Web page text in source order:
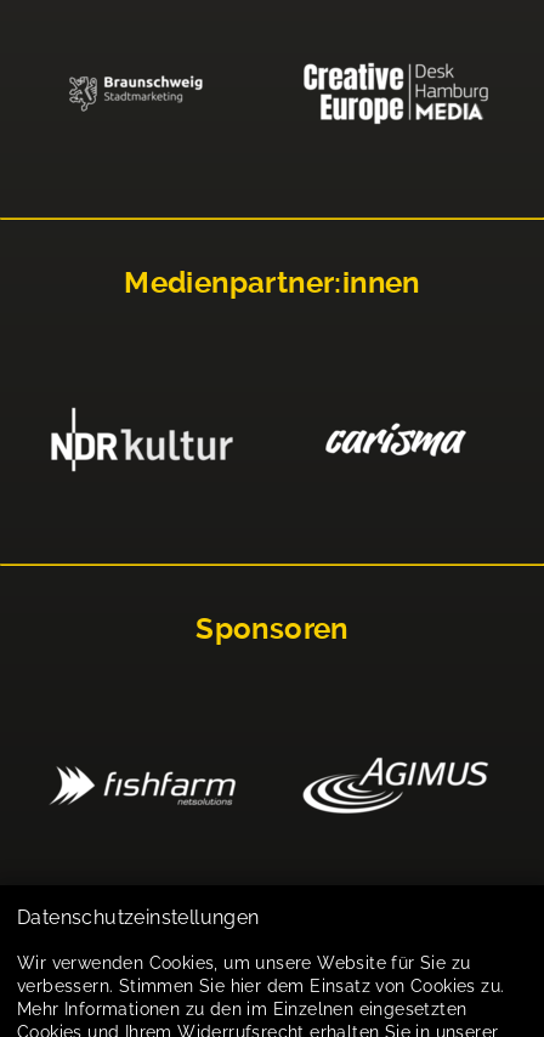
Medienpartner:innen
Sponsoren
Impressum
Datenschutz
Datenschutzeinstellungen
Wir verwenden Cookies, um unsere Website für Sie zu
verbessern. Stimmen Sie hier dem Einsatz von Cookies zu.
Mehr Informationen zu den im Einzelnen eingesetzten
Cookies und Ihrem Widerrufsrecht erhalten Sie in unserer